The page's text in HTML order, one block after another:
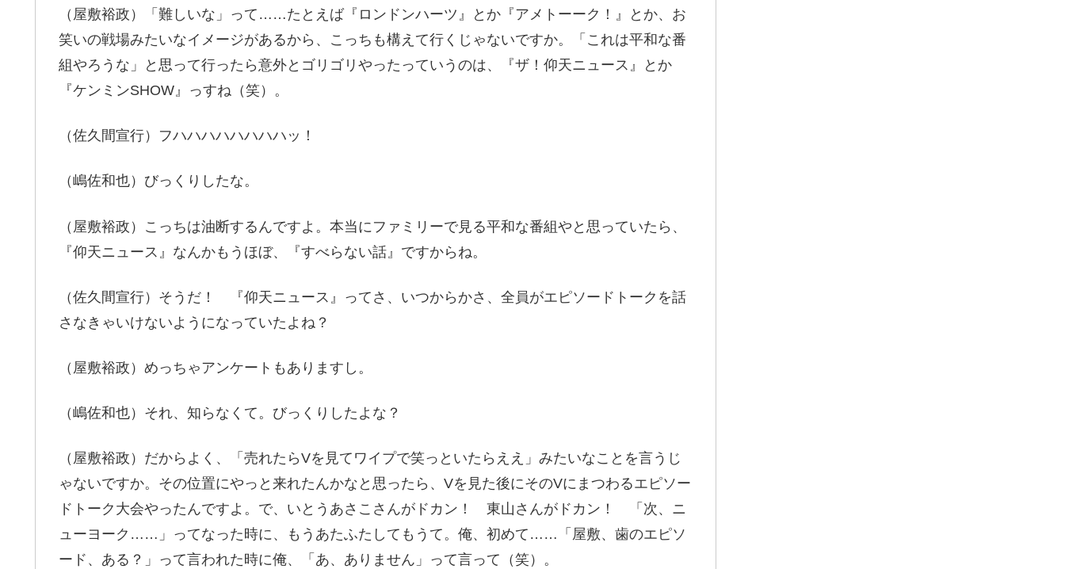
（屋敷裕政）「難しいな」って……たとえば『ロンドンハーツ』とか『アメトーーク！』とか、お
笑いの戦場みたいなイメージがあるから、こっちも構えて行くじゃないですか。「これは平和な番
組やろうな」と思って行ったら意外とゴリゴリやったっていうのは、『ザ！仰天ニュース』とか
『ケンミンSHOW』っすね（笑）。
（佐久間宣行）フハハハハハハハハッ！
（嶋佐和也）びっくりしたな。
（屋敷裕政）こっちは油断するんですよ。本当にファミリーで見る平和な番組やと思っていたら、
『仰天ニュース』なんかもうほぼ、『すべらない話』ですからね。
（佐久間宣行）そうだ！ 『仰天ニュース』ってさ、いつからかさ、全員がエピソードトークを話
さなきゃいけないようになっていたよね？
（屋敷裕政）めっちゃアンケートもありますし。
（嶋佐和也）それ、知らなくて。びっくりしたよな？
（屋敷裕政）だからよく、「売れたらVを見てワイプで笑っといたらええ」みたいなことを言うじ
ゃないですか。その位置にやっと来れたんかなと思ったら、Vを見た後にそのVにまつわるエピソー
ドトーク大会やったんですよ。で、いとうあさこさんがドカン！ 東山さんがドカン！ 「次、ニ
ューヨーク……」ってなった時に、もうあたふたしてもうて。俺、初めて……「屋敷、歯のエピソ
ード、ある？」って言われた時に俺、「あ、ありません」って言って（笑）。